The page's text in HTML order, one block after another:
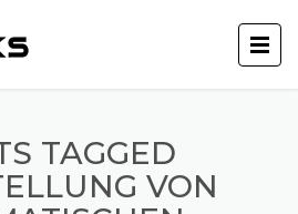
TAGGED
VON